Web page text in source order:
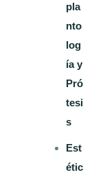
pla
nto
log
ía y
Pró
tesi
s
Est
étic